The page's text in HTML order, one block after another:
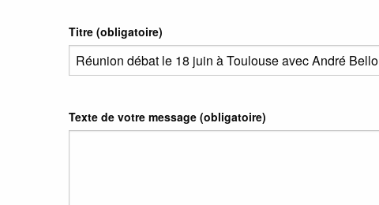
Titre (obligatoire)
Texte de votre message (obligatoire)